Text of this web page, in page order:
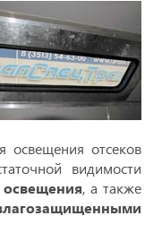
освещения отсеков
видимости
, а также